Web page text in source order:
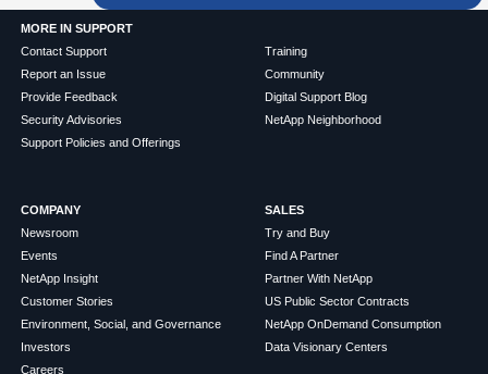
MORE IN SUPPORT
Contact Support
Report an Issue
Provide Feedback
Security Advisories
Support Policies and Offerings
Training
Community
Digital Support Blog
NetApp Neighborhood
COMPANY
Newsroom
Events
NetApp Insight
Customer Stories
Environment, Social, and Governance
Investors
Careers
SALES
Try and Buy
Find A Partner
Partner With NetApp
US Public Sector Contracts
NetApp OnDemand Consumption
Data Visionary Centers